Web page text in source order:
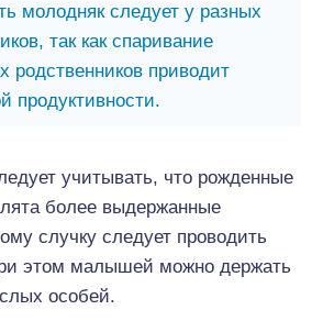
молодняк следует у разных
так как спаривание
родственников приводит
продуктивности.
учитывать, что рожденные
более выдержанные
случку следует проводить
этом малышей можно держать
особей.